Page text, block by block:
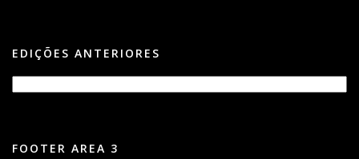
EDIÇÕES ANTERIORES
FOOTER AREA 3